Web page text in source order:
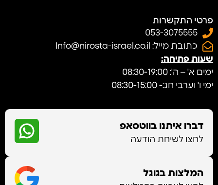
פרטי התקשרות
053-3075555
כתובת מייל: Info@nirosta-israel.co.il
שעות פתיחה:
ימים א' – ה': 08:30-19:00
ימי ו' וערבי חג:- 08:30-15:00
דברו איתנו בווטסאפ
לחצו לשיחת הודעה
המלצות בגוגל